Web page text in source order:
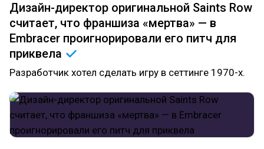
Дизайн-директор оригинальной Saints Row
считает, что франшиза «мертва» — в
Embracer проигнорировали его питч для
приквела
Разработчик хотел сделать игру в сеттинге 1970-х.